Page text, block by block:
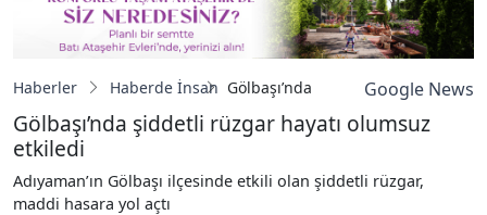
Haberler Haberde İnsan Gölbaşı’nda şiddetli rüzgar hayatı
Google News
Gölbaşı’nda şiddetli rüzgar hayatı olumsuz
etkiledi
Adıyaman’ın Gölbaşı ilçesinde etkili olan şiddetli rüzgar,
maddi hasara yol açtı